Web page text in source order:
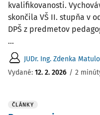
kvalifikovanosti.
skončila VŠ II. stupňa v
DPŠ z predmetov
...
JUDr. Ing. Zdenka
Vydané: 12. 2. 2026 / 2
ČLÁNKY